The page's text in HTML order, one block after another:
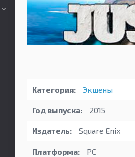
Категория: Экшены
Год выпуска: 2015
Издатель: Square Enix
Платформа: PC